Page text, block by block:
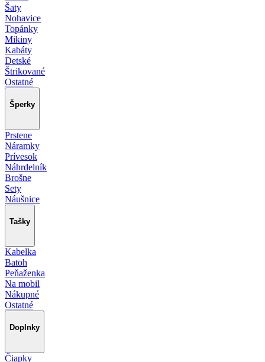
Šaty
Nohavice
Topánky
Mikiny
Kabáty
Detské
Štrikované
Ostatné
Šperky
Prstene
Náramky
Prívesok
Náhrdelník
Brošne
Sety
Náušnice
Tašky
Kabelka
Batoh
Peňaženka
Na mobil
Nákupné
Ostatné
Doplnky
Čiapky